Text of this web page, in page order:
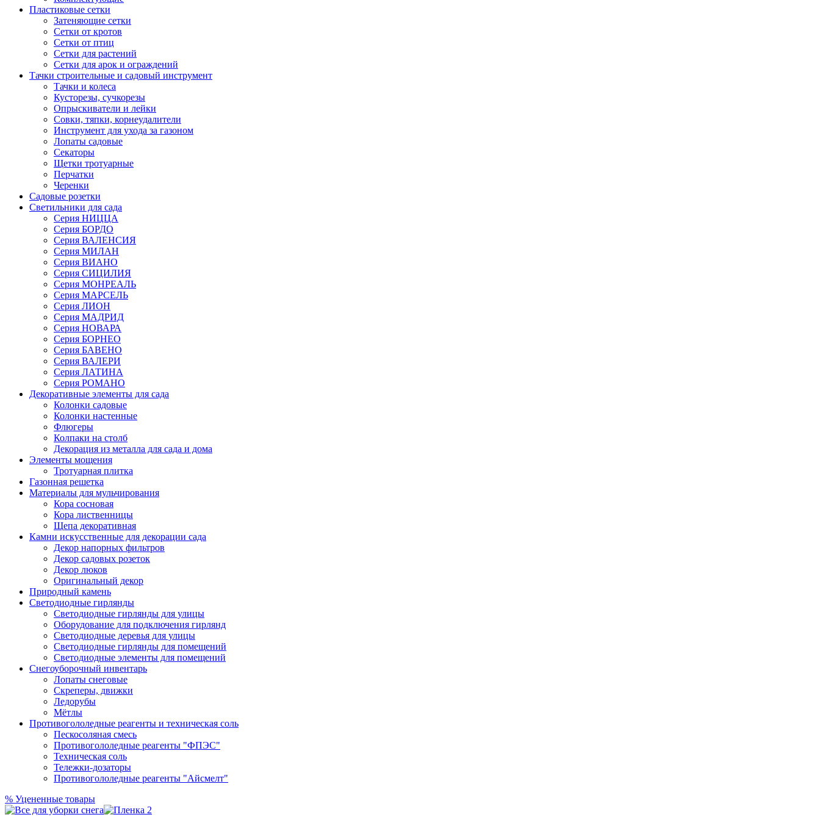
Пластиковые сетки
Затеняющие сетки
Сетки от кротов
Сетки от птиц
Сетки для растений
Сетки для арок и ограждений
Тачки строительные и садовый инструмент
Тачки и колеса
Кусторезы, сучкорезы
Опрыскиватели и лейки
Совки, тяпки, корнеудалители
Инструмент для ухода за газоном
Лопаты садовые
Секаторы
Щетки тротуарные
Перчатки
Черенки
Садовые розетки
Светильники для сада
Серия НИЦЦА
Серия БОРДО
Серия ВАЛЕНСИЯ
Серия МИЛАН
Серия ВИАНО
Серия СИЦИЛИЯ
Серия МОНРЕАЛЬ
Серия МАРСЕЛЬ
Серия ЛИОН
Серия МАДРИД
Серия НОВАРА
Серия БОРНЕО
Серия БАВЕНО
Серия ВАЛЕРИ
Серия ЛАТИНА
Серия РОМАНО
Декоративные элементы для сада
Колонки садовые
Колонки настенные
Флюгеры
Колпаки на столб
Декорация из металла для сада и дома
Элементы мощения
Тротуарная плитка
Газонная решетка
Материалы для мульчирования
Кора сосновая
Кора лиственницы
Щепа декоративная
Камни искусственные для декорации сада
Декор напорных фильтров
Декор садовых розеток
Декор люков
Оригинальный декор
Природный камень
Светодиодные гирлянды
Светодиодные гирлянды для улицы
Оборудование для подключения гирлянд
Светодиодные деревья для улицы
Светодиодные гирлянды для помещений
Светодиодные элементы для помещений
Снегоуборочный инвентарь
Лопаты снеговые
Скреперы, движки
Ледорубы
Мётлы
Противогололедные реагенты и техническая соль
Пескосоляная смесь
Противогололедные реагенты "ФПЭС"
Техническая соль
Тележки-дозаторы
Противогололедные реагенты "Айсмелт"
% Уцененные товары